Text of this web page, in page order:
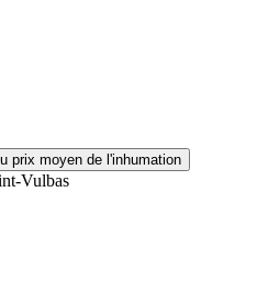
prix moyen de l'inhumation
Vulbas